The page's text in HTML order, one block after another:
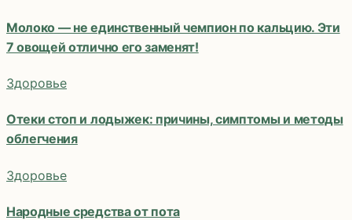
Молоко — не единственный чемпион по кальцию. Эти
7 овощей отлично его заменят!
Здоровье
Отеки стоп и лодыжек: причины, симптомы и методы
облегчения
Здоровье
Народные средства от пота